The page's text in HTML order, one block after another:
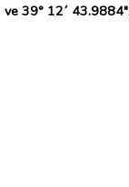
ve 39° 12´ 43.9884"